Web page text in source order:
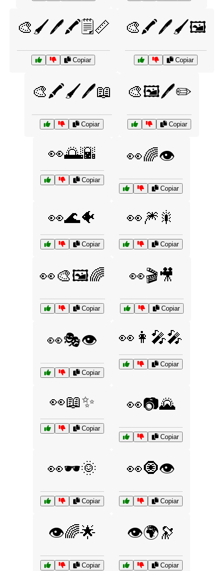
🎨🖌️🖊️🖍️🗒️📏
Copiar
🎨🖍️🖊️🖌️🖼️
Copiar
🎨🖍️🖌️🖊️📖
Copiar
🎨🖼️🖊️✏️
Copiar
👀🌅🌇
Copiar
👀🌈👁️
Copiar
👀🌊🐠
Copiar
👀🎆🎇
Copiar
👀🎨🖼️🌈
Copiar
👀🎬🎥
Copiar
👀🎭👁️
Copiar
👀👩‍🎤🎤
Copiar
👀📖✨
Copiar
👀📷🌄
Copiar
👀🕶️🌞
Copiar
👀🧿👁️
Copiar
👁️🌈🌟
Copiar
👁️🌍🔭
Copiar